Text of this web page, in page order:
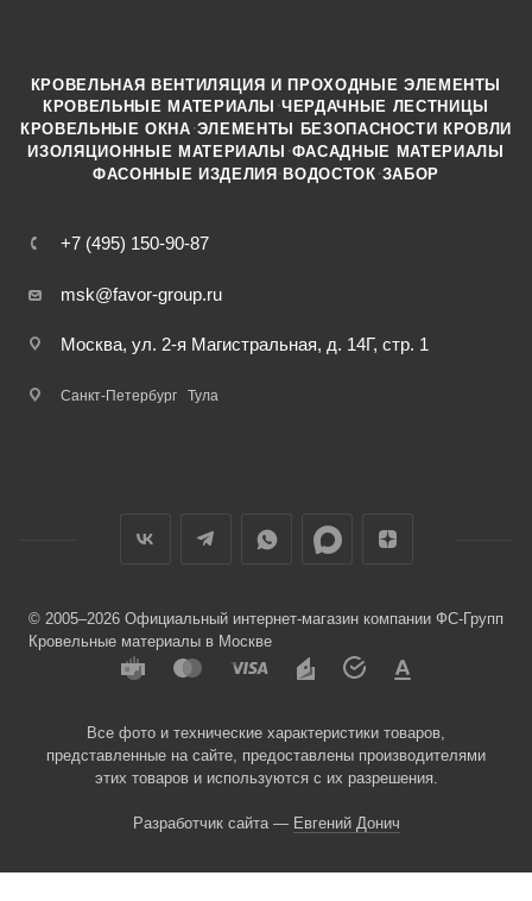
+7 (495) 150-90-87
msk@favor-group.ru
Москва, ул. 2-я Магистральная, д. 14Г, стр. 1
Санкт-Петербург Тула
КРОВЕЛЬНАЯ ВЕНТИЛЯЦИЯ И ПРОХОДНЫЕ ЭЛЕМЕНТЫ
КРОВЕЛЬНЫЕ МАТЕРИАЛЫ ·ЧЕРДАЧНЫЕ ЛЕСТНИЦЫ
КРОВЕЛЬНЫЕ ОКНА ·ЭЛЕМЕНТЫ БЕЗОПАСНОСТИ КРОВЛИ
ИЗОЛЯЦИОННЫЕ МАТЕРИАЛЫ ·ФАСАДНЫЕ МАТЕРИАЛЫ
ФАСОННЫЕ ИЗДЕЛИЯ ·ВОДОСТОК ·ЗАБОР
© 2005–2026 Официальный интернет-магазин компании ФС-Групп
Кровельные материалы в Москве
Все фото и технические характеристики товаров,
представленные на сайте, предоставлены производителями
этих товаров и используются с их разрешения.
Разработчик сайта — Евгений Донич